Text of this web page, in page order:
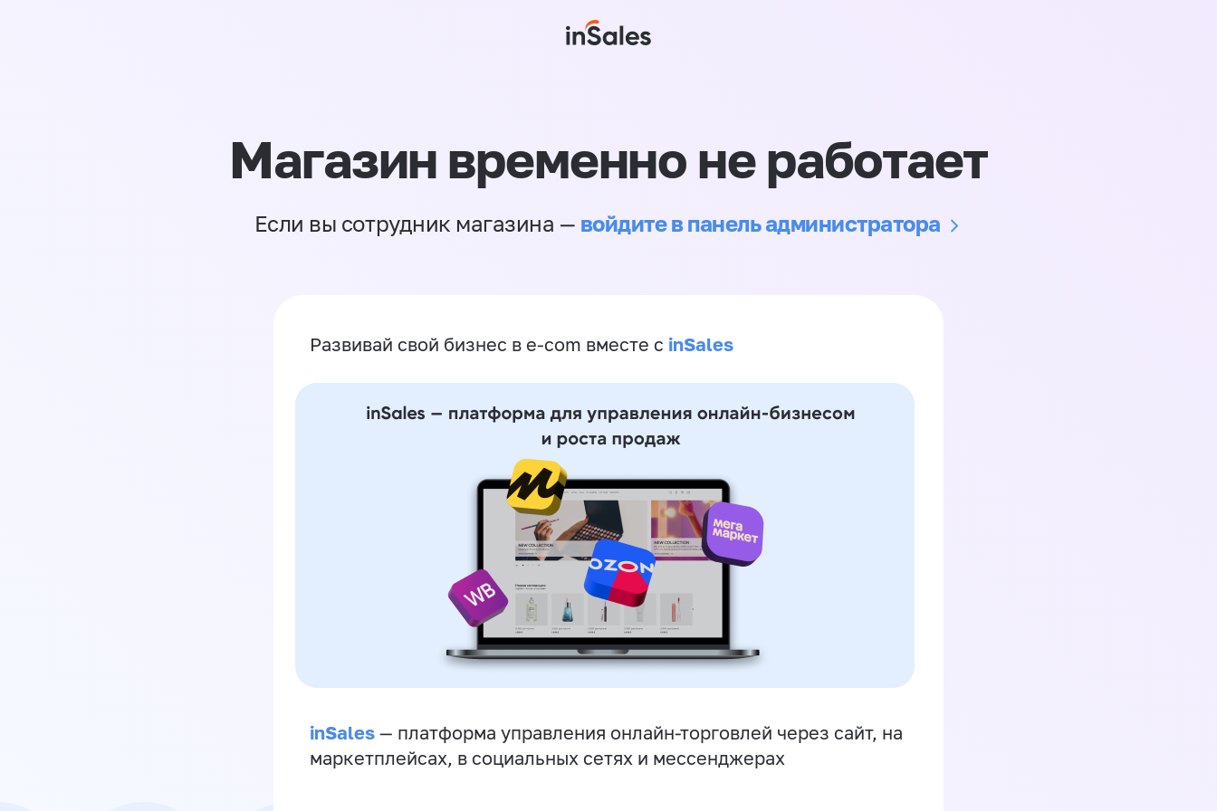
Магазин временно не работает
Если вы сотрудник магазина — войдите в панель администратора
Развивай свой бизнес в e-com вместе с inSales
inSales — платформа управления онлайн-торговлей через сайт, на
маркетплейсах, в социальных сетях и мессенджерах